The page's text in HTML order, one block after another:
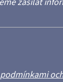
podmínkami